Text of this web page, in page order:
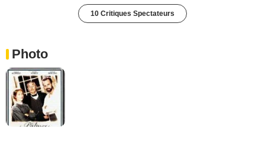
10 Critiques Spectateurs
Photo